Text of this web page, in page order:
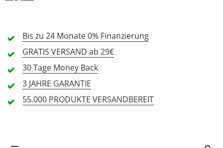
Features (4,2)
Preis/Leistung (4,7)
27 Rezensionen
5 Sterne
Bis zu 24 Monate0% Finanzierung
GRATIS VERSAND ab 29€
30 Tage Money Back
3 JAHRE GARANTIE
55.000 PRODUKTE VERSANDBEREIT